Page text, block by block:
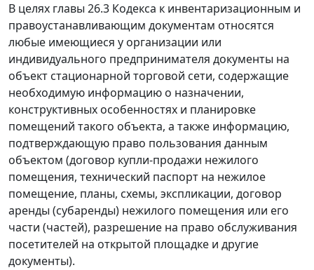
В целях главы 26.3 Кодекса к инвентаризационным и
правоустанавливающим документам относятся
любые имеющиеся у организации или
индивидуального предпринимателя документы на
объект стационарной торговой сети, содержащие
необходимую информацию о назначении,
конструктивных особенностях и планировке
помещений такого объекта, а также информацию,
подтверждающую право пользования данным
объектом (договор купли-продажи нежилого
помещения, технический паспорт на нежилое
помещение, планы, схемы, экспликации, договор
аренды (субаренды) нежилого помещения или его
части (частей), разрешение на право обслуживания
посетителей на открытой площадке и другие
документы).